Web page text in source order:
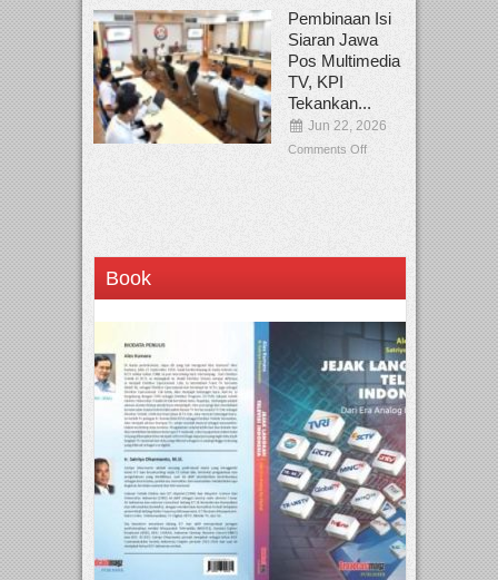
Pembinaan Isi
Siaran Jawa
Pos Multimedia
TV, KPI
Tekankan...
Jun 22, 2026
Comments Off
Book